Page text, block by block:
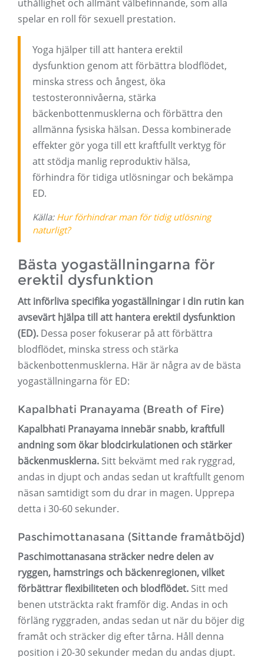
uthållighet och allmänt välbefinnande, som alla
spelar en roll för sexuell prestation.
Yoga hjälper till att hantera erektil
dysfunktion genom att förbättra blodflödet,
minska stress och ångest, öka
testosteronnivåerna, stärka
bäckenbottenmusklerna och förbättra den
allmänna fysiska hälsan. Dessa kombinerade
effekter gör yoga till ett kraftfullt verktyg för
att stödja manlig reproduktiv hälsa,
förhindra för tidiga utlösningar och bekämpa
ED.
Källa: Hur förhindrar man för tidig utlösning
naturligt?
Bästa yogaställningarna för
erektil dysfunktion
Att införliva specifika yogaställningar i din rutin kan
avsevärt hjälpa till att hantera erektil dysfunktion
(ED). Dessa poser fokuserar på att förbättra
blodflödet, minska stress och stärka
bäckenbottenmusklerna. Här är några av de bästa
yogaställningarna för ED:
Kapalbhati Pranayama (Breath of Fire)
Kapalbhati Pranayama innebär snabb, kraftfull
andning som ökar blodcirkulationen och stärker
bäckenmusklerna. Sitt bekvämt med rak ryggrad,
andas in djupt och andas sedan ut kraftfullt genom
näsan samtidigt som du drar in magen. Upprepa
detta i 30-60 sekunder.
Paschimottanasana (Sittande framåtböjd)
Paschimottanasana sträcker nedre delen av
ryggen, hamstrings och bäckenregionen, vilket
förbättrar flexibiliteten och blodflödet. Sitt med
benen utsträckta rakt framför dig. Andas in och
förläng ryggraden, andas sedan ut när du böjer dig
framåt och sträcker dig efter tårna. Håll denna
position i 20-30 sekunder medan du andas djupt.